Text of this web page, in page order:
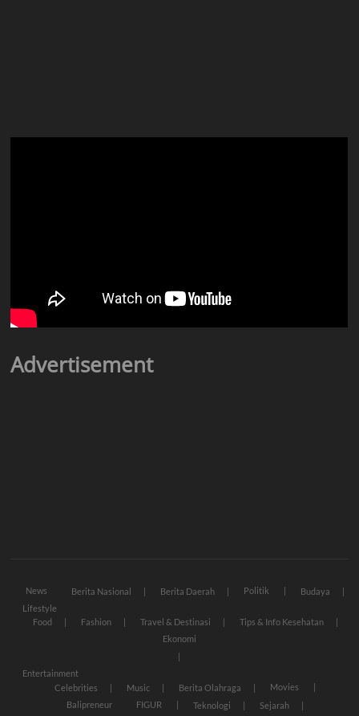
Advertisement
News Berita Nasional Berita Daerah Politik
Budaya
Lifestyle
Food
Fashion Travel & Destinasi
Tips & Info Kesehatan
Ekonomi
Entertainment
Celebrities
Music Berita Olahraga
Movies
Balipreneur
FIGUR Teknologi Sejarah